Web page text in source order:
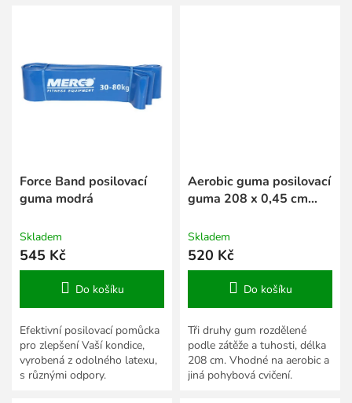
Force Band posilovací
guma modrá
Skladem
545 Kč
Do košíku
Efektivní posilovací pomůcka
pro zlepšení Vaší kondice,
vyrobená z odolného latexu,
s různými odpory.
Aerobic guma posilovací
guma 208 x 0,45 cm
Skladem
520 Kč
Do košíku
Tři druhy gum rozdělené
podle zátěže a tuhosti, délka
208 cm. Vhodné na aerobic a
jiná pohybová cvičení.